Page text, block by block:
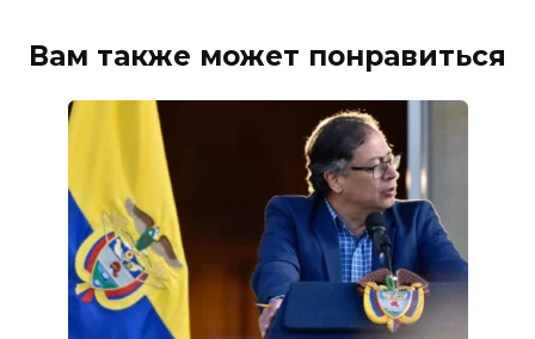
Вам также может понравиться